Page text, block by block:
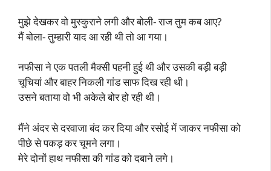
मुझे देखकर वो मुस्कुराने लगी और बोली- राज तुम कब आए?
मैं बोला- तुम्हारी याद आ रही थी तो आ गया।
नफीसा ने एक पतली मैक्सी पहनी हुई थी और उसकी बड़ी बड़ी
चूचियां और बाहर निकली गांड साफ दिख रही थी।
उसने बताया वो भी अकेले बोर हो रही थी।
मैंने अंदर से दरवाजा बंद कर दिया और रसोई में जाकर नफीसा को
पीछे से पकड़ कर चूमने लगा।
मेरे दोनों हाथ नफीसा की गांड को दबाने लगे।